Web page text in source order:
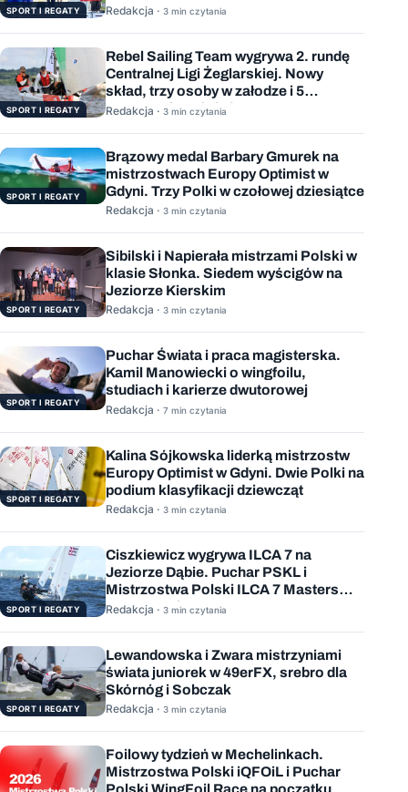
SPORT I REGATY Redakcja · 3 min czytania
SPORT I REGATY
Rebel Sailing Team wygrywa 2. rundę
Centralnej Ligi Żeglarskiej. Nowy
skład, trzy osoby w załodze i 5
wygranych wyścigów
Redakcja · 3 min czytania
SPORT I REGATY
Brązowy medal Barbary Gmurek na
mistrzostwach Europy Optimist w
Gdyni. Trzy Polki w czołowej dziesiątce
Redakcja · 3 min czytania
SPORT I REGATY
Sibilski i Napierała mistrzami Polski w
klasie Słonka. Siedem wyścigów na
Jeziorze Kierskim
Redakcja · 3 min czytania
SPORT I REGATY
Puchar Świata i praca magisterska.
Kamil Manowiecki o wingfoilu,
studiach i karierze dwutorowej
Redakcja · 7 min czytania
SPORT I REGATY
Kalina Sójkowska liderką mistrzostw
Europy Optimist w Gdyni. Dwie Polki na
podium klasyfikacji dziewcząt
Redakcja · 3 min czytania
SPORT I REGATY
Ciszkiewicz wygrywa ILCA 7 na
Jeziorze Dąbie. Puchar PSKL i
Mistrzostwa Polski ILCA 7 Masters
rozstrzygnięte
Redakcja · 3 min czytania
SPORT I REGATY
Lewandowska i Zwara mistrzyniami
świata juniorek w 49erFX, srebro dla
Skórnóg i Sobczak
Redakcja · 3 min czytania
Foilowy tydzień w Mechelinkach.
Mistrzostwa Polski iQFOiL i Puchar